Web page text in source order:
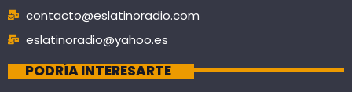
contacto@eslatinoradio.com
eslatinoradio@yahoo.es
PODRÍA INTERESARTE